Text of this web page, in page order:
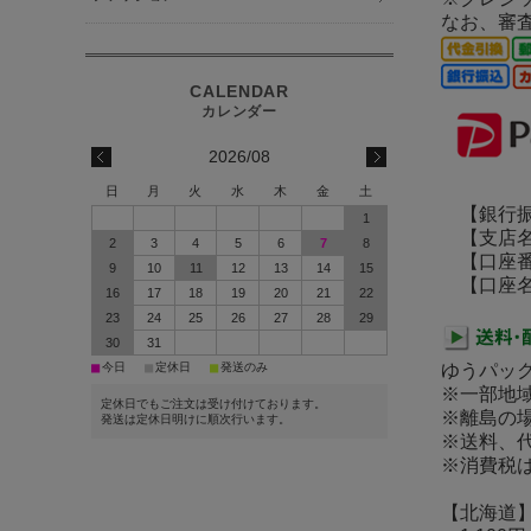
なお、審
【銀行
【支店
【口座
【口座
ゆうパッ
※一部地
※離島の
※送料、
※消費税
【北海道
2026/08
日 月 火 水 木 金
土
1
2
3 4 5 6 7
8
9
10 11 12 13 14
15
16
17 18 19 20 21
22
23
24 25 26 27 28
29
30
31
■今日 ■ 定休日 ■発送のみ
定休日でもご注文は受け付けております。
発送は定休日明けに順次行います。